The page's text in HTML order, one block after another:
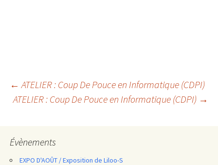
Navigation
des
← ATELIER : Coup De Pouce en Informatique (CDPI)
ATELIER : Coup De Pouce en Informatique (CDPI) →
Évènements
EXPO D'AOÛT / Exposition de Liloo-S